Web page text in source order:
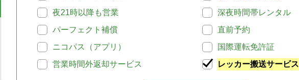
夜21時以降も営業
深夜時間帯レンタル
パーフェクト補償
直前予約
ニコパス（アプリ）
国際運転免許証
営業時間外返却サービス
レッカー搬送サービス